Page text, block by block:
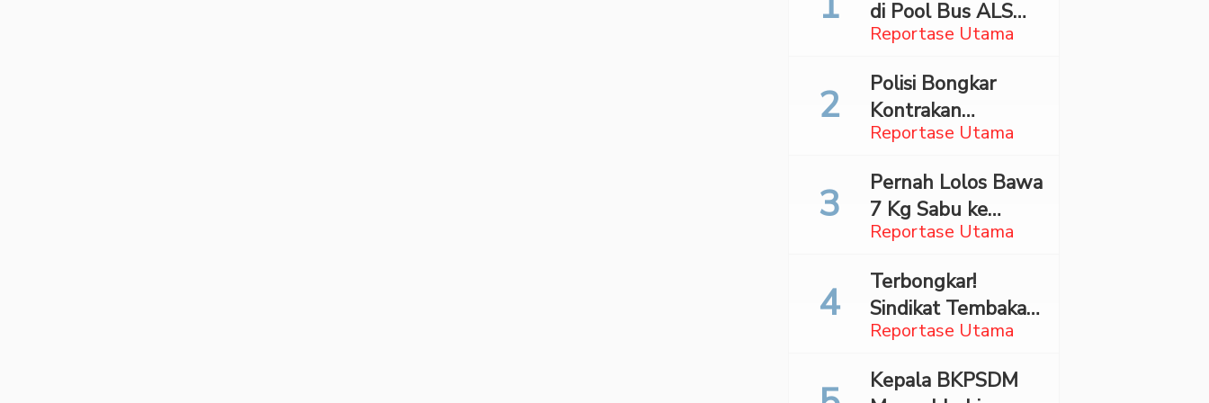
Reportase Utama
di Pool Bus ALS
Surabaya,
Madina Ditangkap
Bareskrim
Reportase Utama
Polisi Bongkar
Kontrakan
Penyimpan 27,96
Reportase Utama
Pernah Lolos Bawa
7 Kg Sabu ke
Jakarta Pilot
Dibekuk Saat Bawa
70 Ribu Pil Ekstasi
Di Bandara Soetta
Reportase Utama
Terbongkar!
Sindikat Tembakau
Sintetis Bermodus
di Jaksel
Kepala BKPSDM